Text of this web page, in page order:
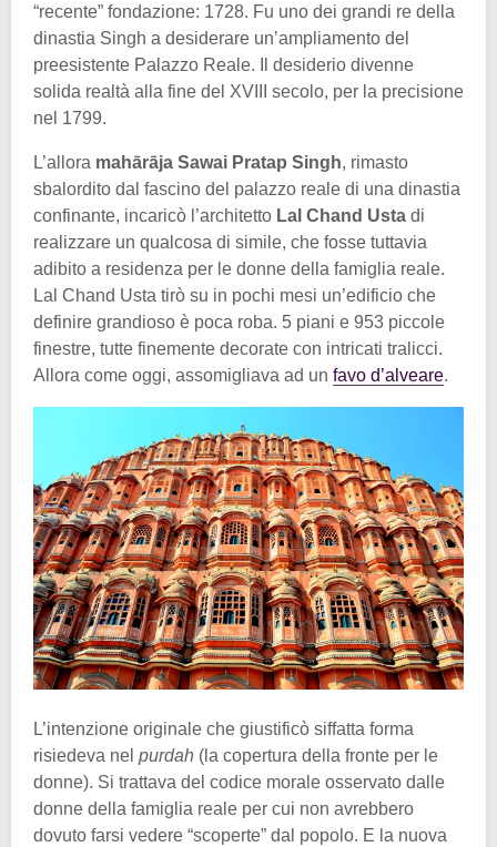
“recente” fondazione: 1728. Fu uno dei grandi re della
dinastia Singh a desiderare un’ampliamento del
preesistente Palazzo Reale. Il desiderio divenne
solida realtà alla fine del XVIII secolo, per la precisione
nel 1799.
L’allora mahārāja Sawai Pratap Singh, rimasto
sbalordito dal fascino del palazzo reale di una dinastia
confinante, incaricò l’architetto Lal Chand Usta di
realizzare un qualcosa di simile, che fosse tuttavia
adibito a residenza per le donne della famiglia reale.
Lal Chand Usta tirò su in pochi mesi un’edificio che
definire grandioso è poca roba. 5 piani e 953 piccole
finestre, tutte finemente decorate con intricati tralicci.
Allora come oggi, assomigliava ad un favo d’alveare.
L’intenzione originale che giustificò siffatta forma
risiedeva nel purdah (la copertura della fronte per le
donne). Si trattava del codice morale osservato dalle
donne della famiglia reale per cui non avrebbero
dovuto farsi vedere “scoperte” dal popolo. E la nuova